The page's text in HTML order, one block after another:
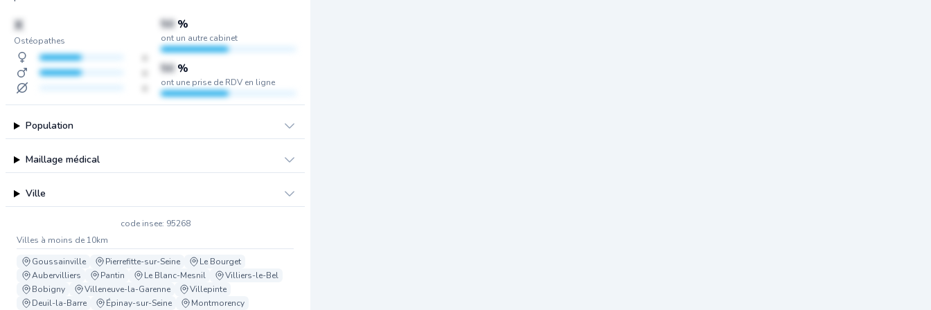
X
Ostéopathes
50 %
ont un autre cabinet
50 %
ont une prise de RDV en ligne
Population
Maillage médical
Ville
code insee: 95268
Villes à moins de 10km
Goussainville
Pierrefitte-sur-Seine
Le Bourget
Aubervilliers
Pantin Le Blanc-Mesnil
Villiers-le-Bel
Bobigny
Villeneuve-la-Garenne
Villepinte
Deuil-la-Barre
Épinay-sur-Seine Montmorency